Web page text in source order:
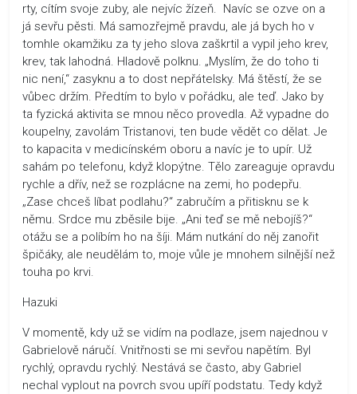
rty, cítím svoje zuby, ale nejvíc žízeň. Navíc se ozve on a
já sevřu pěsti. Má samozřejmě pravdu, ale já bych ho v
tomhle okamžiku za ty jeho slova zaškrtil a vypil jeho krev,
krev, tak lahodná. Hladově polknu. „Myslím, že do toho ti
nic není,“ zasyknu a to dost nepřátelsky. Má štěstí, že se
vůbec držím. Předtím to bylo v pořádku, ale teď. Jako by
ta fyzická aktivita se mnou něco provedla. Až vypadne do
koupelny, zavolám Tristanovi, ten bude vědět co dělat. Je
to kapacita v medicínském oboru a navíc je to upír. Už
sahám po telefonu, když klopýtne. Tělo zareaguje opravdu
rychle a dřív, než se rozplácne na zemi, ho podepřu.
„Zase chceš líbat podlahu?“ zabručím a přitisknu se k
němu. Srdce mu zběsile bije. „Ani teď se mě nebojíš?“
otážu se a políbím ho na šíji. Mám nutkání do něj zanořit
špičáky, ale neudělám to, moje vůle je mnohem silnější než
touha po krvi.
Hazuki
V momentě, kdy už se vidím na podlaze, jsem najednou v
Gabrielově náručí. Vnitřnosti se mi sevřou napětím. Byl
rychlý, opravdu rychlý. Nestává se často, aby Gabriel
nechal vyplout na povrch svou upíří podstatu. Tedy když